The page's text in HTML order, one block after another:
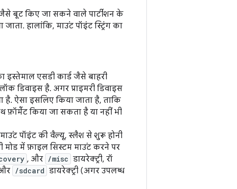
बूट किए जा सकने वाले पार्टीशन के
हालांकि, माउंट पॉइंट स्ट्रिंग का
एसडी कार्ड जैसे बाहरी
डिवाइस है. अगर प्राइमरी डिवाइस
ऐसा इसलिए किया जाता है, ताकि
फ़ॉर्मैट किया जा सकता है या नहीं भी
पॉइंट की वैल्यू, स्लैश से शुरू होनी
मोड में फ़ाइल सिस्टम माउंट करने पर
, और /misc डायरेक्ट्री, रॉ
/sdcard डायरेक्ट्री (अगर उपलब्ध